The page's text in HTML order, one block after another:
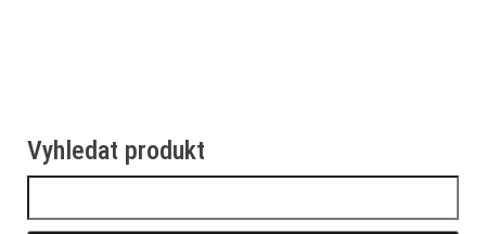
Vyhledat produkt